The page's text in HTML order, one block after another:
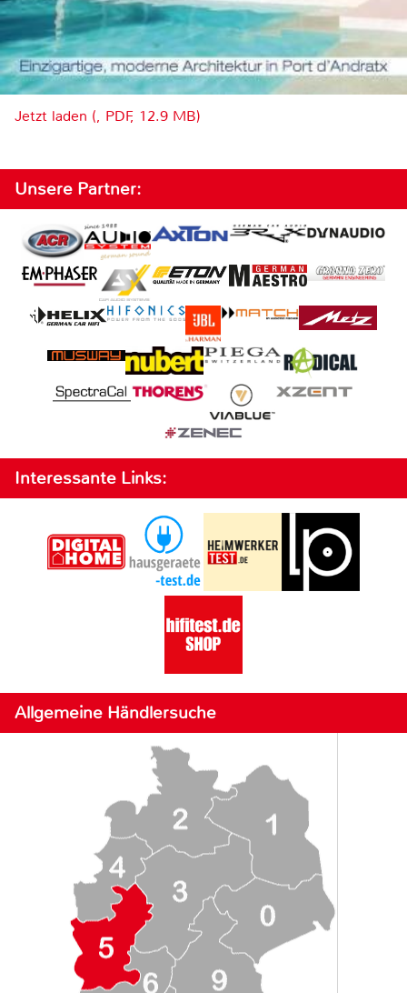
Jetzt laden (, PDF, 12.9 MB)
Unsere Partner:
Interessante Links:
Allgemeine Händlersuche